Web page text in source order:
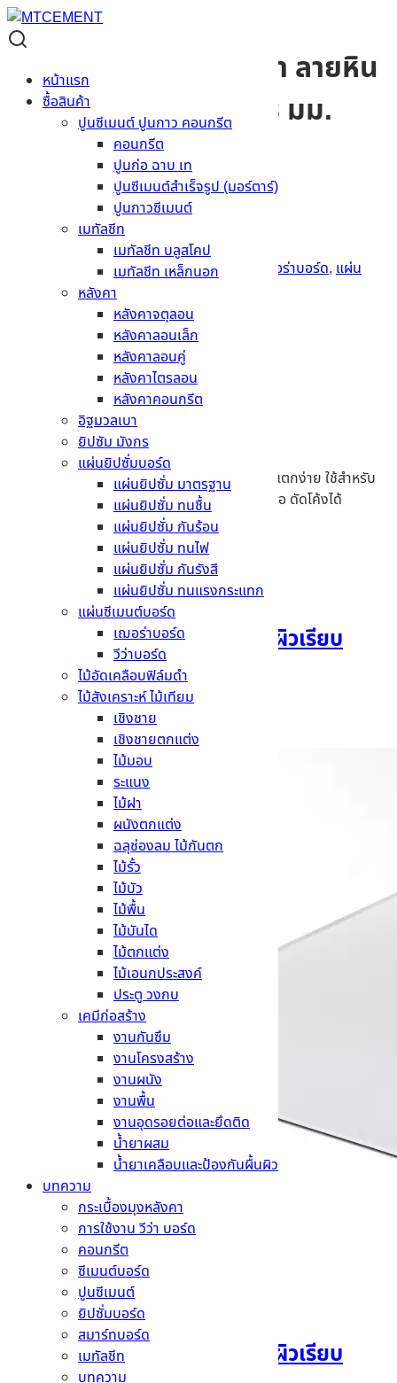
หน้าแรก
ซื้อสินค้า
ปูนซีเมนต์ ปูนกาว คอนกรีต
คอนกรีต
ปูนก่อ ฉาบ เท
ปูนซีเมนต์สำเร็จรูป (มอร์ตาร์)
ปูนกาวซีเมนต์
เมทัลชีท
เมทัลชีท บลูสโคป
เมทัลชีท เหล็กนอก
หลังคา
หลังคาจตุลอน
หลังคาลอนเล็ก
หลังคาลอนคู่
หลังคาไตรลอน
หลังคาคอนกรีต
อิฐมวลเบา
ยิปซัม มังกร
แผ่นยิปซั่มบอร์ด
แผ่นยิปซั่ม มาตรฐาน
แผ่นยิปซั่ม ทนชื้น
แผ่นยิปซั่ม กันร้อน
แผ่นยิปซั่ม ทนไฟ
แผ่นยิปซั่ม กันรังสี
แผ่นยิปซั่ม ทนแรงกระแทก
แผ่นซีเมนต์บอร์ด
เฌอร่าบอร์ด
วีว่าบอร์ด
ไม้อัดเคลือบฟิล์มดำ
ไม้สังเคราะห์ ไม้เทียม
เชิงชาย
เชิงชายตกแต่ง
ไม้มอบ
ระแนง
ไม้ฝา
ผนังตกแต่ง
ฉลุช่องลม ไม้กันตก
ไม้รั้ว
ไม้บัว
ไม้พื้น
ไม้บันได
ไม้ตกแต่ง
ไม้เอนกประสงค์
ประตู วงกบ
เคมีก่อสร้าง
งานกันซึม
งานโครงสร้าง
งานผนัง
งานพื้น
งานอุดรอยต่อและยึดติด
น้ำยาผสม
น้ำยาเคลือบและป้องกันผื้นผิว
บทความ
กระเบื้องมุงหลังคา
การใช้งาน วีว่า บอร์ด
คอนกรีต
ซีเมนต์บอร์ด
ปูนซีเมนต์
ยิปซั่มบอร์ด
สมาร์ทบอร์ด
เมทัลชีท
บทความ
แผ่นผนังตกแต่งเฌอร่า ลายหิน
เกล็ด 1200 x 2400 x 8 มม.
1200 x 2400 x 8 มม.
รุ่น ขอบ/หน้าตัดขอบตรง
MCS020804800001 หมวดหมู่: เฌอร่าบอร์ด, แผ่น
ซีเมนต์บอร์ด
รายละเอียดสินค้า
ข้อมูลเชิงเทคนิค
ทนทุกสภาวะอากาศ ทนน้ำ ทนชื้น ทนไฟ ไม่เปราะแตกง่าย ใช้สำหรับ
ภายนอก ใช้สำหรับภายใน ไม่หดตัว ไม่โก่ง ไม่บิดงอ ดัดโค้งได้
สินค้าที่เกี่ยวข้อง
แผ่นผนังเฌอร่า ขอบลาด ผิวเรียบ
1200 x 2400 x 10 มม.
แผ่นผนังเฌอร่า ขอบลาด ผิวเรียบ